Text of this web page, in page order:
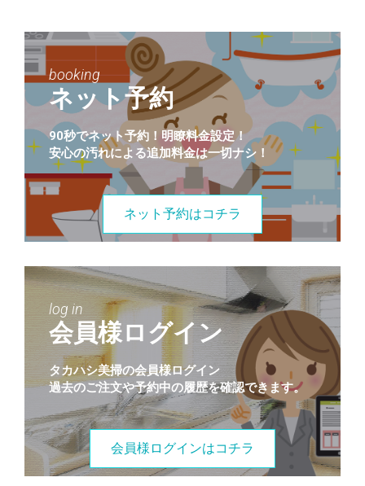
booking
ネット予約
90秒でネット予約！明瞭料金設定！
安心の汚れによる追加料金は一切ナシ！
ネット予約はコチラ
log in
会員様ログイン
タカハシ美掃の会員様ログイン
過去のご注文や予約中の履歴を確認できます。
会員様ログインはコチラ